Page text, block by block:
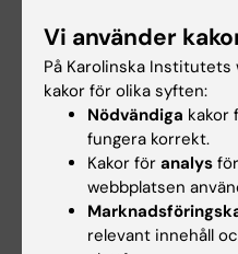
kostriktlinjer och
uthållighetsidrottare.
pågående kliniska
är en lovande
kärlsjukdom.
Publikationer i
Vi använder
På Karolinska
kakor för olika syften:
Nödvändiga kakor
fungera korrekt.
Kakor för analys
webbplatsen
relevant innehåll